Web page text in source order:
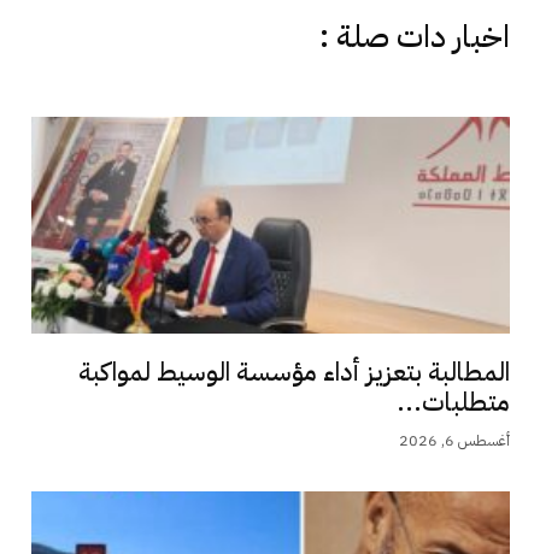
اخبار دات صلة :
المطالبة بتعزيز أداء مؤسسة الوسيط لمواكبة
متطلبات...
أغسطس 6, 2026